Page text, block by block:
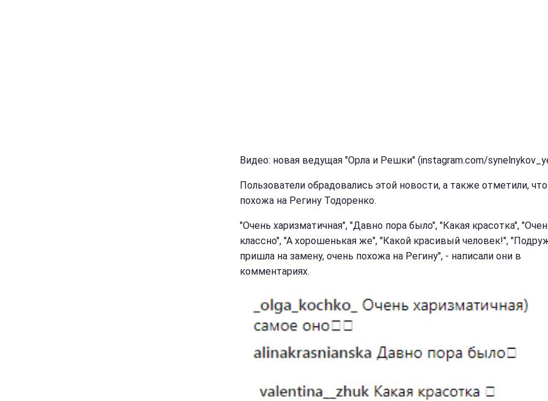
Видео: новая ведущая "Орла и Решки" (instagram.com/
Пользователи обрадовались этой новости, а также отметили,
похожа на Регину Тодоренко.
"Очень харизматичная", "Давно пора было", "Какая красотка",
классно", "А хорошенькая же", "Какой красивый человек!",
пришла на замену, очень похожа на Регину", - написали они в
комментариях.